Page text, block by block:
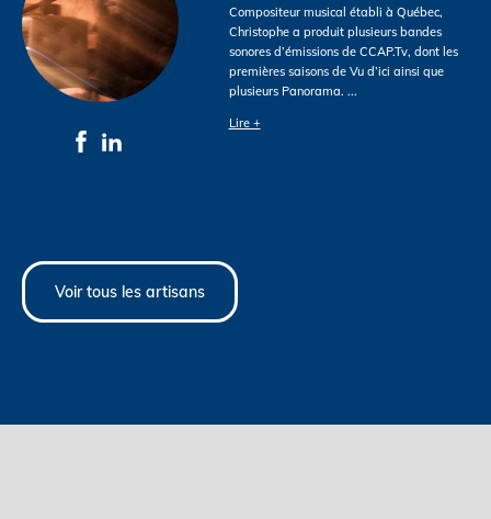
Voir tous les artisans
Compositeur musical établi à Québec,
Christophe a produit plusieurs bandes
sonores d’émissions de CCAP.Tv, dont les
premières saisons de Vu d’ici ainsi que
plusieurs Panorama. ...
Lire +